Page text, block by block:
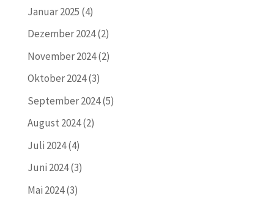
Januar 2025 (4)
Dezember 2024(2)
November 2024(2)
Oktober 2024(3)
September 2024(5)
August 2024(2)
Juli 2024(4)
Juni 2024(3)
Mai 2024(3)